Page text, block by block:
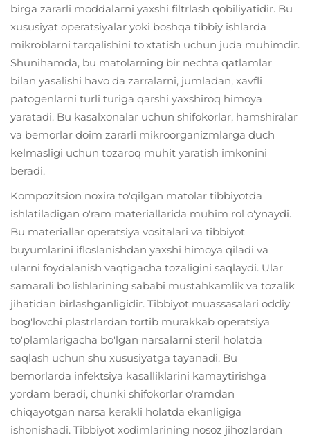
birga zararli moddalarni yaxshi filtrlash qobiliyatidir. Bu
xususiyat operatsiyalar yoki boshqa tibbiy ishlarda
mikroblarni tarqalishini to'xtatish uchun juda muhimdir.
Shunihamda, bu matolarning bir nechta qatlamlar
bilan yasalishi havo da zarralarni, jumladan, xavfli
patogenlarni turli turiga qarshi yaxshiroq himoya
yaratadi. Bu kasalxonalar uchun shifokorlar, hamshiralar
va bemorlar doim zararli mikroorganizmlarga duch
kelmasligi uchun tozaroq muhit yaratish imkonini
beradi.
Kompozitsion noxira to'qilgan matolar tibbiyotda
ishlatiladigan o'ram materiallarida muhim rol o'ynaydi.
Bu materiallar operatsiya vositalari va tibbiyot
buyumlarini ifloslanishdan yaxshi himoya qiladi va
ularni foydalanish vaqtigacha tozaligini saqlaydi. Ular
samarali bo'lishlarining sababi mustahkamlik va tozalik
jihatidan birlashganligidir. Tibbiyot muassasalari oddiy
bog'lovchi plastrlardan tortib murakkab operatsiya
to'plamlarigacha bo'lgan narsalarni steril holatda
saqlash uchun shu xususiyatga tayanadi. Bu
bemorlarda infektsiya kasalliklarini kamaytirishga
yordam beradi, chunki shifokorlar o'ramdan
chiqayotgan narsa kerakli holatda ekanligiga
ishonishadi. Tibbiyot xodimlarining nosoz jihozlardan